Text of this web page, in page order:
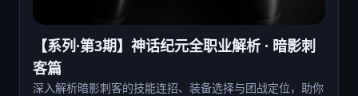
【系列·第3期】神话纪元全职业解析 · 暗影刺
客篇
深入解析暗影刺客的技能连招、装备选择与团战定位，助你